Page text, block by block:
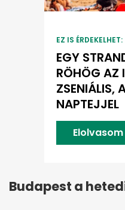
EZ IS ÉRDEKELHET:
EGY
RÖHÖG AZ
ZSENIÁLIS,
NAPTEJJEL
Elolvasom
Budapest a